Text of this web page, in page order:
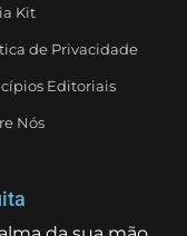
Kit
de Privacidade
Editoriais
Nós